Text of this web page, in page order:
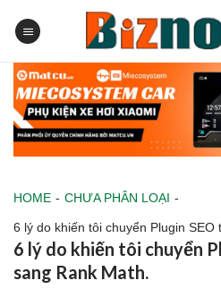
HOME - CHƯA PHÂN LOẠI -
6 lý do khiến tôi chuyển Plugin SEO
6 lý do khiến tôi chuyển
sang Rank Math.